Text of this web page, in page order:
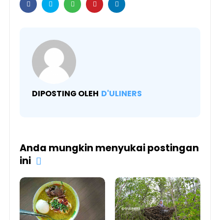
DIPOSTING OLEH D'ULINERS
Anda mungkin menyukai postingan
ini